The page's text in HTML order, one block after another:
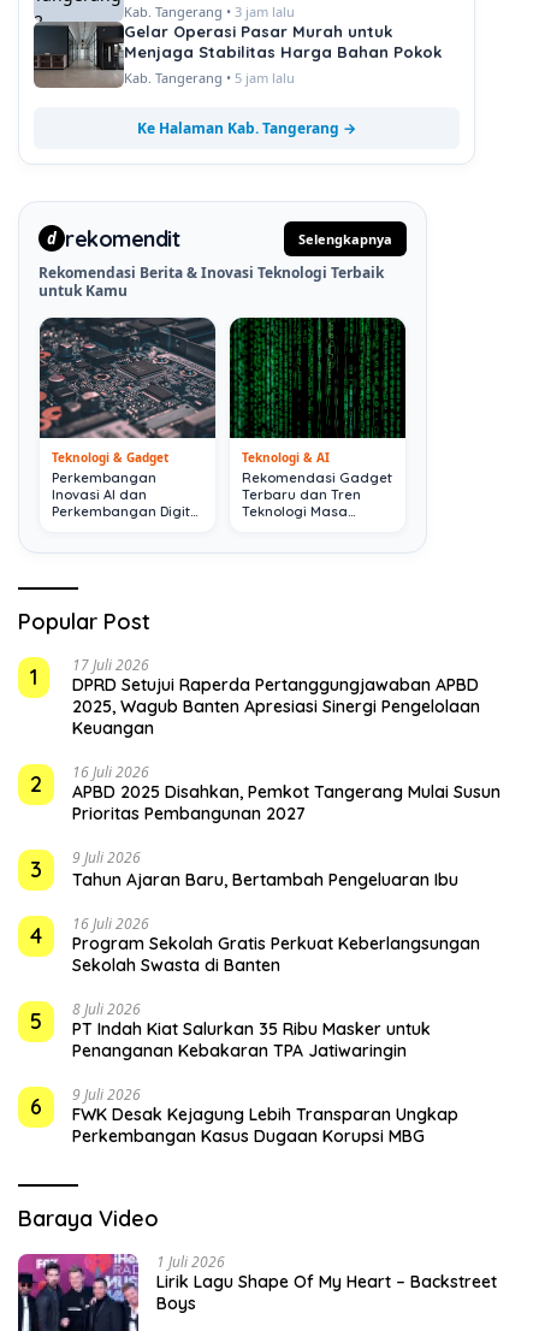
Kab. Tangerang • 3 jam lalu
Gelar Operasi Pasar Murah untuk
Menjaga Stabilitas Harga Bahan Pokok
Kab. Tangerang • 5 jam lalu
Ke Halaman Kab. Tangerang →
d rekomendit Selengkapnya
Rekomendasi Berita & Inovasi Teknologi Terbaik
untuk Kamu
Teknologi & Gadget
Perkembangan
Inovasi AI dan
Perkembangan Digital
Teknologi & AI
Rekomendasi Gadget
Terbaru dan Tren
Teknologi Masa
Popular Post
1
17 Juli 2026
DPRD Setujui Raperda Pertanggungjawaban APBD
2025, Wagub Banten Apresiasi Sinergi Pengelolaan
Keuangan
2 16 Juli 2026
APBD 2025 Disahkan, Pemkot Tangerang Mulai Susun
Prioritas Pembangunan 2027
3 9 Juli 2026
Tahun Ajaran Baru, Bertambah Pengeluaran Ibu
4 16 Juli 2026
Program Sekolah Gratis Perkuat Keberlangsungan
Sekolah Swasta di Banten
5 8 Juli 2026
PT Indah Kiat Salurkan 35 Ribu Masker untuk
Penanganan Kebakaran TPA Jatiwaringin
6 9 Juli 2026
FWK Desak Kejagung Lebih Transparan Ungkap
Perkembangan Kasus Dugaan Korupsi MBG
Baraya Video
1 Juli 2026
Lirik Lagu Shape Of My Heart – Backstreet
Boys